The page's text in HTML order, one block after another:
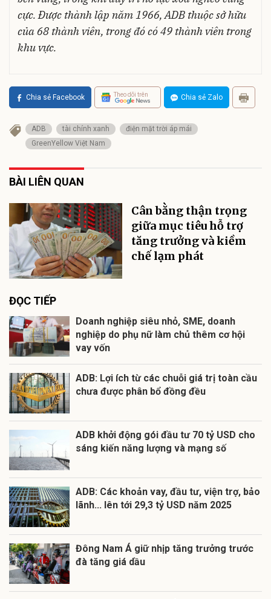
cực. Được thành lập năm 1966, ADB thuộc sở hữu
của 68 thành viên, trong đó có 49 thành viên trong
khu vực.
Chia sẻ Facebook Theo dõi trên Chia sẻ Zalo
ADB tài chính xanh
điện mặt trời áp mái
GreenYellow Việt Nam
BÀI LIÊN QUAN
Cân bằng thận trọng
giữa mục tiêu hỗ trợ
tăng trưởng và kiềm
chế lạm phát
ĐỌC TIẾP
Doanh nghiệp siêu nhỏ, SME, doanh
nghiệp do phụ nữ làm chủ thêm cơ hội
vay vốn
ADB: Lợi ích từ các chuỗi giá trị toàn cầu
chưa được phân bổ đồng đều
ADB khởi động gói đầu tư 70 tỷ USD cho
sáng kiến năng lượng và mạng số
ADB: Các khoản vay, đầu tư, viện trợ, bảo
lãnh... lên tới 29,3 tỷ USD năm 2025
Đông Nam Á giữ nhịp tăng trưởng trước
đà tăng giá dầu